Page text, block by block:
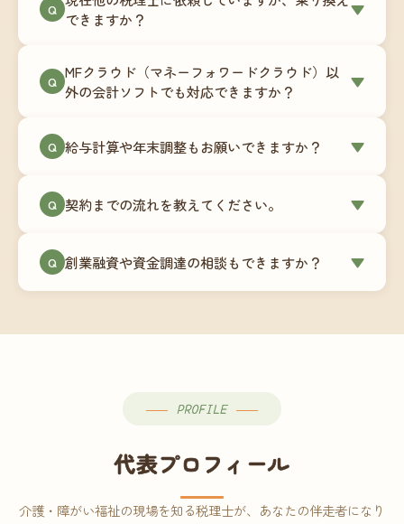
コストが事前にわかるので、資金繰りの見通しも
は営利法人とは会計基準や監査要件が異なるた
め、別途お見積りとなります。まずはお気軽にご
Q できますか？
▼
ます。前任の税理士事務所との連携や、過去の帳
簿データの移行もお手伝いします。決算期のタイ
での変更も対応可能です。
Q MFクラウド（マネーフォワードクラウド）以
外の会計ソフトでも対応できますか？
▼
供しています。これから会計ソフトを導入される
します。freee・弥生会計等をご利用中の場合は、
Q 給与計算や年末調整もお願いできますか？ ▼
怠集計あり／5名まで）は月額15,000円〜、年末調
す。人数が増える場合は別途お見積りします。
Q 契約までの流れを教えてください。 ▼
（30〜60分）でご事業内容・ご要望のヒアリング
→ ③お見積り・ご契約 → ④MFクラウドの初期設
談から契約まで費用は発生しませんので、お気軽
Q 創業融資や資金調達の相談もできますか？ ▼
PROFILE
代表プロフィール
介護・障がい福祉の現場を知る税理士が、あなたの伴走者になり